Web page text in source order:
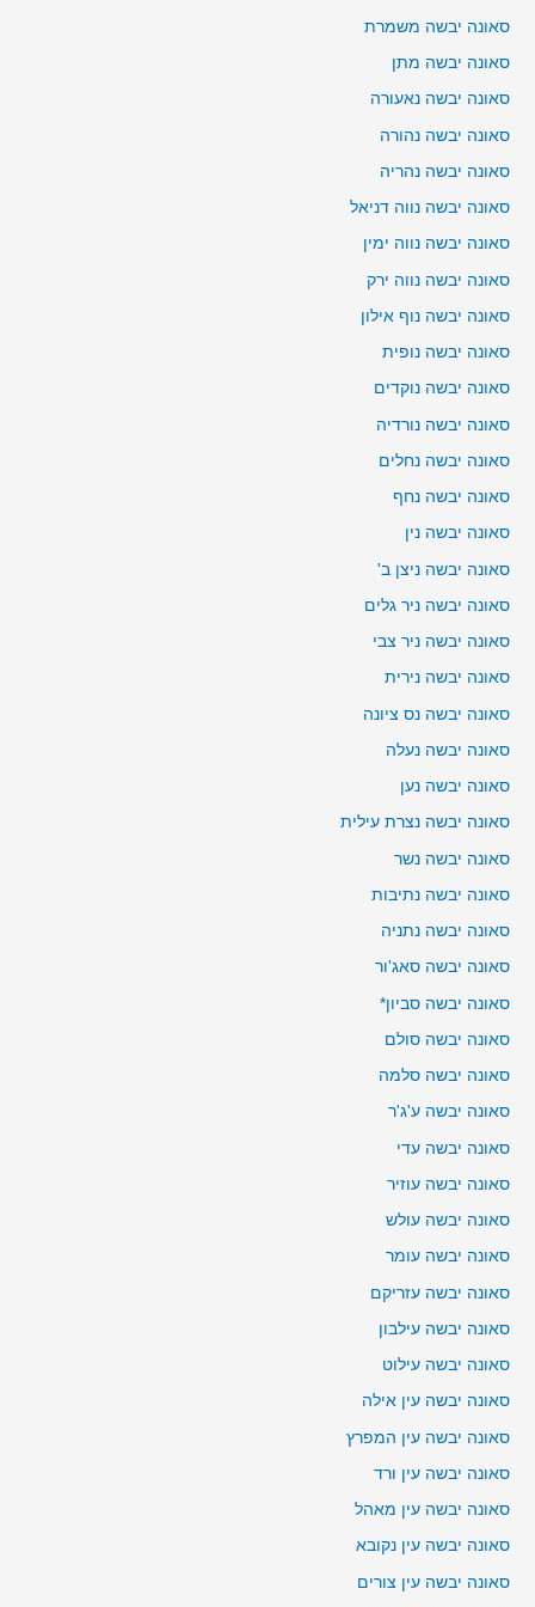
סאונה יבשה משמרת
סאונה יבשה מתן
סאונה יבשה נאעורה
סאונה יבשה נהורה
סאונה יבשה נהריה
סאונה יבשה נווה דניאל
סאונה יבשה נווה ימין
סאונה יבשה נווה ירק
סאונה יבשה נוף אילון
סאונה יבשה נופית
סאונה יבשה נוקדים
סאונה יבשה נורדיה
סאונה יבשה נחלים
סאונה יבשה נחף
סאונה יבשה נין
סאונה יבשה ניצן ב'
סאונה יבשה ניר גלים
סאונה יבשה ניר צבי
סאונה יבשה נירית
סאונה יבשה נס ציונה
סאונה יבשה נעלה
סאונה יבשה נען
סאונה יבשה נצרת עילית
סאונה יבשה נשר
סאונה יבשה נתיבות
סאונה יבשה נתניה
סאונה יבשה סאג'ור
סאונה יבשה סביון*
סאונה יבשה סולם
סאונה יבשה סלמה
סאונה יבשה ע'ג'ר
סאונה יבשה עדי
סאונה יבשה עוזיר
סאונה יבשה עולש
סאונה יבשה עומר
סאונה יבשה עזריקם
סאונה יבשה עילבון
סאונה יבשה עילוט
סאונה יבשה עין אילה
סאונה יבשה עין המפרץ
סאונה יבשה עין ורד
סאונה יבשה עין מאהל
סאונה יבשה עין נקובא
סאונה יבשה עין צורים